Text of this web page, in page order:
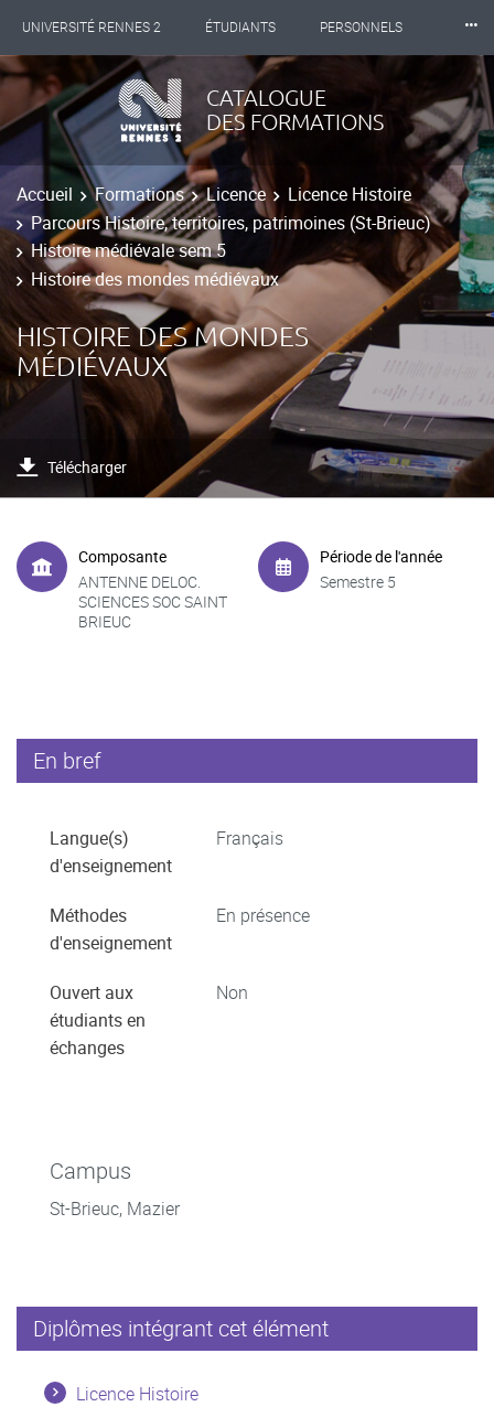
UNIVERSITÉ RENNES 2 ÉTUDIANTS PERSONNELS
INTERNATIONAL PROFESSIONNELS BIBLIOTHÈQUES
LES NOUVELLES DE RENNES 2
⸱⸱⸱
CATALOGUE
DES FORMATIONS
Accueil Formations Licence
Licence Histoire
Parcours Histoire, territoires, patrimoines (St-Brieuc)
Histoire médiévale sem 5
Histoire des mondes médiévaux
HISTOIRE DES MONDES
MÉDIÉVAUX
Télécharger
Composante
ANTENNE DELOC.
SCIENCES SOC SAINT
BRIEUC
Période de l'année
Semestre 5
En bref
Langue(s)
d'enseignement
Français
Méthodes
d'enseignement
En présence
Ouvert aux
étudiants en
échanges
Non
Campus
St-Brieuc, Mazier
Diplômes intégrant cet élément
Licence Histoire